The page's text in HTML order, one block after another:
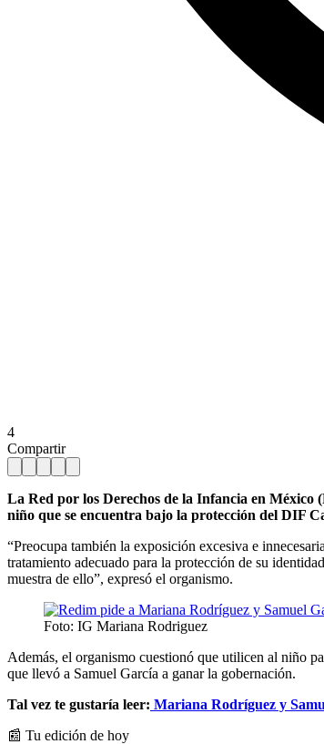
4
Compartir
La Red por los Derechos de la Infancia en México
niño que se encuentra bajo la protección del DIF
“Preocupa también la exposición excesiva e
tratamiento adecuado para la protección de su
muestra de ello”, expresó el organismo.
Foto: IG Mariana Rodriguez
Además, el organismo cuestionó que utilicen al niño
que llevó a Samuel García a ganar la gobernación.
Tal vez te gustaría leer: Mariana Rodríguez y
📰 Tu edición de hoy